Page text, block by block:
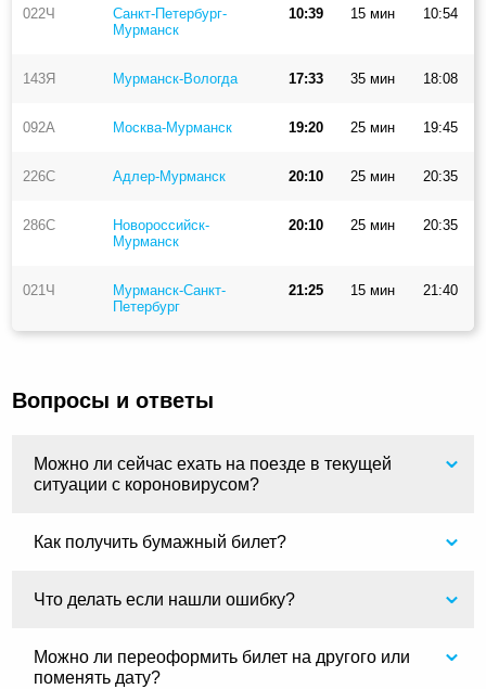
022Ч
Санкт-Петербург-
Мурманск
10:39 15 мин 10:54
143Я Мурманск-Вологда 17:33 35 мин 18:08
092А Москва-Мурманск 19:20 25 мин 19:45
226С Адлер-Мурманск 20:10 25 мин 20:35
286С
Новороссийск-
Мурманск
20:10 25 мин 20:35
021Ч
Мурманск-Санкт-
Петербург
21:25 15 мин 21:40
Вопросы и ответы
Можно ли сейчас ехать на поезде в текущей
ситуации с короновирусом?
Как получить бумажный билет?
Что делать если нашли ошибку?
Можно ли переоформить билет на другого или
поменять дату?